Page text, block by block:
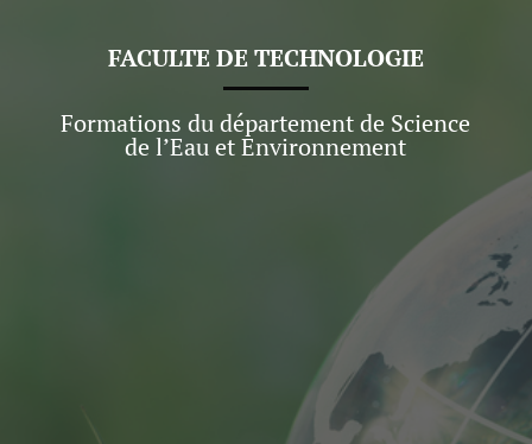
FACULTE DE TECHNOLOGIE
Formations du département de Science
de l’Eau et Environnement